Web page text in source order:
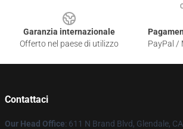
Garanzia internazionale
Offerto nel paese di utilizzo
PayPal /
Contattaci
Our Head Office: 611 N Brand Blvd, Glendale,